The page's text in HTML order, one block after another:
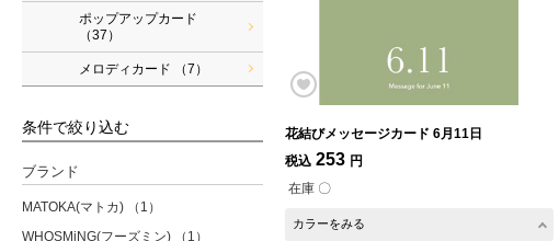
ポップアップカード
（37）
メロディカード （7）
条件で絞り込む
ブランド
MATOKA(マトカ)
（1）
WHOSMiNG(フーズミン)
（1）
花結びメッセージカード 6月11日
税込 253 円
在庫 〇
カラーをみる